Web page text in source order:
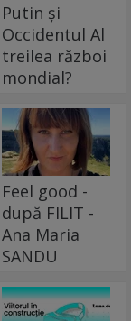
Putin și
Occidentul Al
treilea război
mondial?
Feel good -
după FILIT -
Ana Maria
SANDU